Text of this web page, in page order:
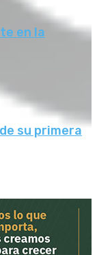
en la
su primera